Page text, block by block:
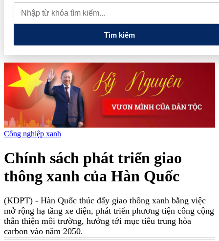
lao dốc mất mốc 100.000 đồng/kg
Chính phủ kiến tạo hệ sinh
thái phát triển, nâng tầm kinh tế tư nhân
Tìm kiếm
Công nghiệp xanh
Chính sách phát triển giao
thông xanh của Hàn Quốc
(KDPT) - Hàn Quốc thúc đẩy giao thông xanh bằng việc
mở rộng hạ tầng xe điện, phát triển phương tiện công cộng
thân thiện môi trường, hướng tới mục tiêu trung hòa
carbon vào năm 2050.